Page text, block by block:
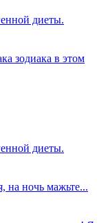
диеты.
зодиака в этом
диеты.
на ночь мажьте...